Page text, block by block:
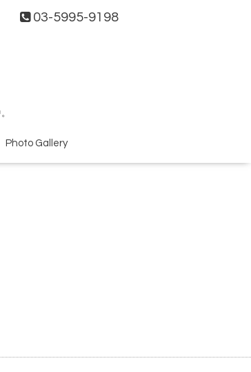
03-5995-9198
Photo Gallery